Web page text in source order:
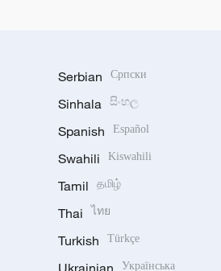
Serbian Српски
Sinhala සිංහල
Spanish Español
Swahili Kiswahili
Tamil தமிழ்
Thai ไทย
Turkish Türkçe
Ukrainian Українська